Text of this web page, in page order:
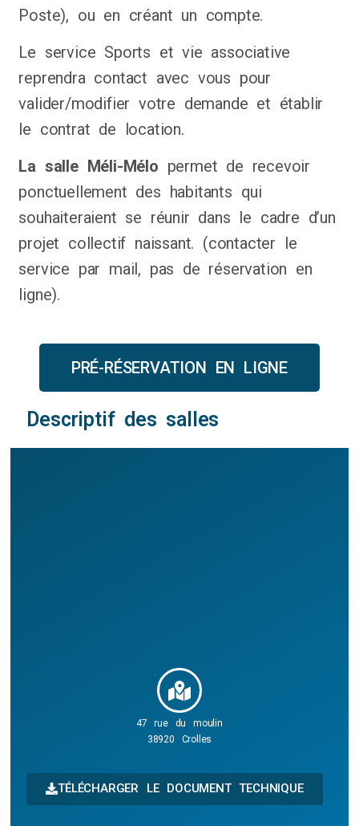
Poste), ou en créant un compte.
Le service Sports et vie associative
reprendra contact avec vous pour
valider/modifier votre demande et établir
le contrat de location.
La salle Méli-Mélo permet de recevoir
ponctuellement des habitants qui
souhaiteraient se réunir dans le cadre d’un
projet collectif naissant. (contacter le
service par mail, pas de réservation en
ligne).
PRÉ-RÉSERVATION EN LIGNE
Descriptif des salles
47 rue du moulin
38920 Crolles
TÉLÉCHARGER LE DOCUMENT TECHNIQUE